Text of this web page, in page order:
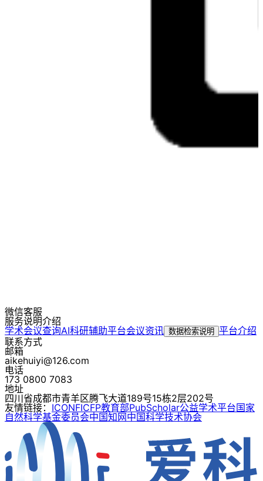
微信客服
服务说明介绍
学术会议查询AI科研辅助平台会议资讯 数据检索说明 平台介绍
联系方式
邮箱
aikehuiyi@126.com
电话
173 0800 7083
地址
四川省成都市青羊区腾飞大道189号15栋2层202号
友情链接： ICONFICFP教育部PubScholar公益学术平台国家
自然科学基金委员会中国知网中国科学技术协会